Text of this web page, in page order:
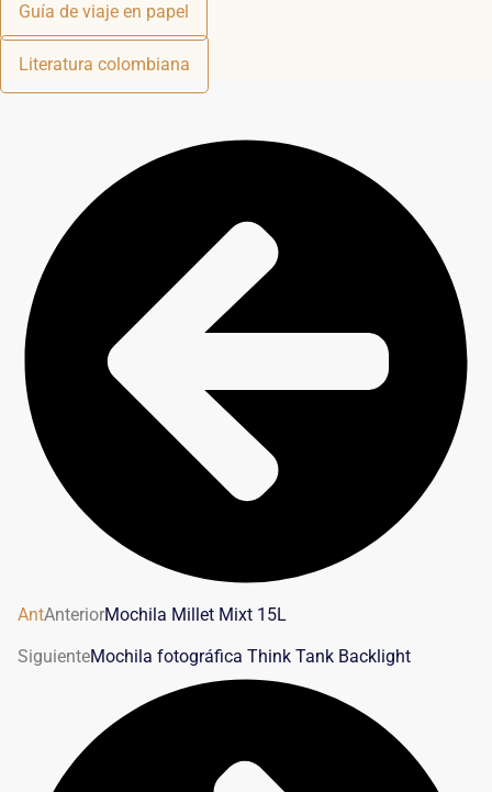
Guía de viaje en papel
Literatura colombiana
AntAnteriorMochila Millet Mixt 15L
SiguienteMochila fotográfica Think Tank Backlight